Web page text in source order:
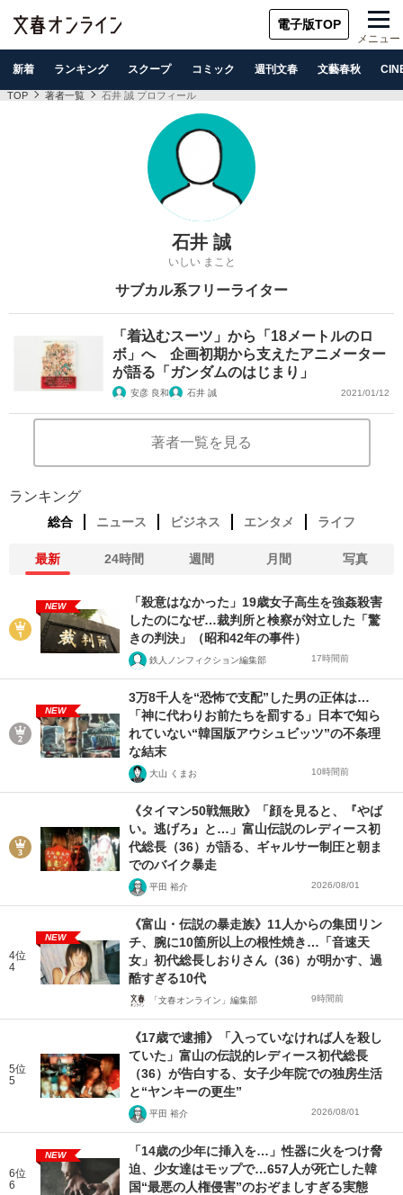
電子版TOP
メニュー
新着 ランキング スクープ コミック 週刊文春 文藝春秋
TOP 著者一覧 石井 誠 プロフィール
石井 誠
いしい まこと
サブカル系フリーライター
「着込むスーツ」から「18メートルのロ
ボ」へ 企画初期から支えたアニメーター
が語る「ガンダムのはじまり」
安彦 良和 石井 誠 2021/01/12
著者一覧を見る
ランキング
総合 ニュース ビジネス エンタメ ライフ
最新 24時間 週間 月間 写真
NEW
「殺意はなかった」19歳女子高生を強姦殺害
したのになぜ…裁判所と検察が対立した「驚
きの判決」（昭和42年の事件）
鉄人ノンフィクション編集部 17時間前
NEW
3万8千人を“恐怖で支配”した男の正体は…
「神に代わりお前たちを罰する」日本で知ら
れていない“韓国版アウシュビッツ”の不条理
な結末
大山 くまお 10時間前
《タイマン50戦無敗》「顔を見ると、『やば
い。逃げろ』と…」富山伝説のレディース初
代総長（36）が語る、ギャルサー制圧と朝ま
でのバイク暴走
平田 裕介 2026/08/01
4位
4
NEW
《富山・伝説の暴走族》11人からの集団リン
チ、腕に10箇所以上の根性焼き…「音速天
女」初代総長しおりさん（36）が明かす、過
酷すぎる10代
「文春オンライン」編集部 9時間前
5位
5
《17歳で逮捕》「入っていなければ人を殺し
ていた」富山の伝説的レディース初代総長
（36）が告白する、女子少年院での独房生活
と“ヤンキーの更生”
平田 裕介 2026/08/01
6位
6
NEW
「14歳の少年に挿入を…」性器に火をつけ脅
迫、少女達はモップで…657人が死亡した韓
国“最悪の人権侵害”のおぞましすぎる実態